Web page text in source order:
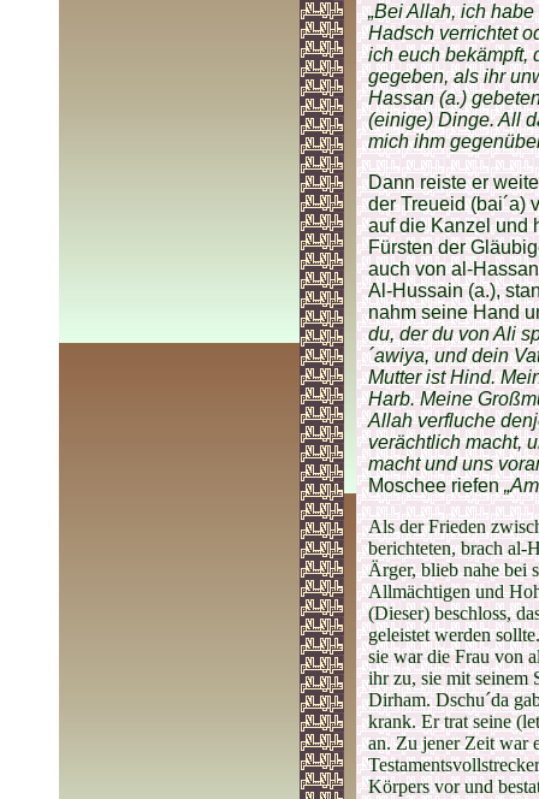
„Bei Allah, ich
Hadsch verrichtet
ich euch bekämpft,
gegeben, als ihr
Hassan (a.)
(einige) Dinge. All
mich ihm
Dann reiste er
der Treueid (bai´a)
auf die Kanzel und
Fürsten der
auch von al-
Al-Hussain (a.),
nahm seine Hand
du, der du von Ali
´awiya, und dein
Mutter ist Hind.
Harb. Meine
Allah verfluche
verächtlich macht,
macht und uns
Moschee riefen
Als der Frieden
berichteten, brach al-
Ärger, blieb nahe bei
Allmächtigen und
(Dieser) beschloss,
geleistet werden
sie war die Frau von
ihr zu, sie mit seinem
Dirham. Dschu´da
krank. Er trat seine
an. Zu jener Zeit war
Körpers vor und